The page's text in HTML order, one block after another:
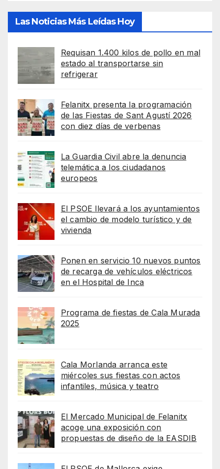
Las Noticias Más Leídas Hoy
Requisan 1.400 kilos de pollo en mal
estado al transportarse sin
refrigerar
Felanitx presenta la programación
de las Fiestas de Sant Agustí 2026
con diez días de verbenas
La Guardia Civil abre la denuncia
telemática a los ciudadanos
europeos
El PSOE llevará a los ayuntamientos
el cambio de modelo turístico y de
vivienda
Ponen en servicio 10 nuevos puntos
de recarga de vehículos eléctricos
en el Hospital de Inca
Programa de fiestas de Cala Murada
2025
Cala Morlanda arranca este
miércoles sus fiestas con actos
infantiles, música y teatro
El Mercado Municipal de Felanitx
acoge una exposición con
propuestas de diseño de la EASDIB